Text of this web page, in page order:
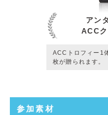
アン
ACC
ACCトロフィー1
枚が贈られます。
参加素材